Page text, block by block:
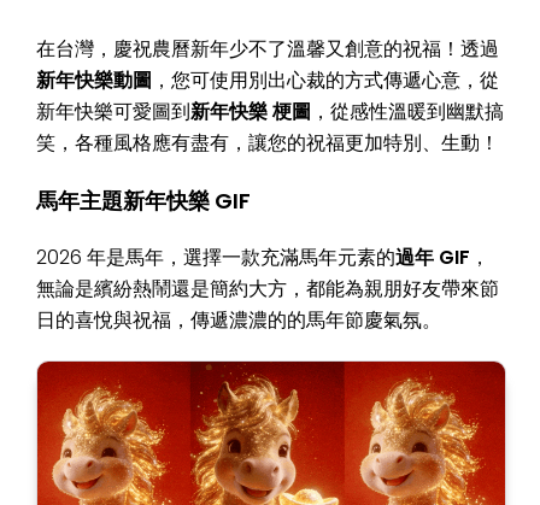
在台灣，慶祝農曆新年少不了溫馨又創意的祝福！透過
新年快樂動圖 ，您可使用別出心裁的方式傳遞心意，從
新年快樂可愛圖到新年快樂 梗圖 ，從感性溫暖到幽默搞
笑，各種風格應有盡有，讓您的祝福更加特別、生動！
馬年主題新年快樂 GIF
2026 年是馬年，選擇一款充滿馬年元素的過年 GIF ，
無論是繽紛熱鬧還是簡約大方，都能為親朋好友帶來節
日的喜悅與祝福，傳遞濃濃的的馬年節慶氣氛。